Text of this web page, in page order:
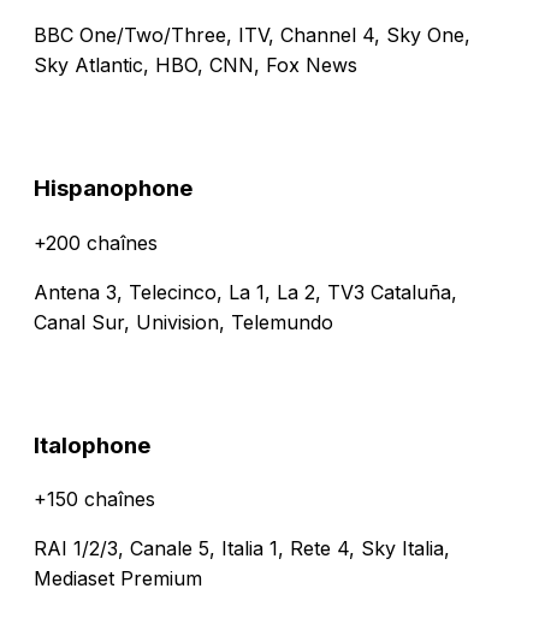
BBC One/Two/Three, ITV, Channel 4, Sky One,
Sky Atlantic, HBO, CNN, Fox News
Hispanophone
+200 chaînes
Antena 3, Telecinco, La 1, La 2, TV3 Cataluña,
Canal Sur, Univision, Telemundo
Italophone
+150 chaînes
RAI 1/2/3, Canale 5, Italia 1, Rete 4, Sky Italia,
Mediaset Premium